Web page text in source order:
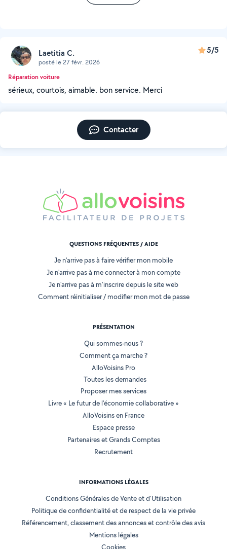
Laetitia C.
posté le 27 févr. 2026
5/5
Réparation voiture
sérieux, courtois, aimable. bon service. Merci
Contacter
QUESTIONS FRÉQUENTES / AIDE
Je n'arrive pas à faire vérifier mon mobile
Je n'arrive pas à me connecter à mon compte
Je n'arrive pas à m'inscrire depuis le site web
Comment réinitialiser / modifier mon mot de passe
PRÉSENTATION
Qui sommes-nous ?
Comment ça marche ?
AlloVoisins Pro
Toutes les demandes
Proposer mes services
Livre « Le futur de l'économie collaborative »
AlloVoisins en France
Espace presse
Partenaires et Grands Comptes
Recrutement
INFORMATIONS LÉGALES
Conditions Générales de Vente et d'Utilisation
Politique de confidentialité et de respect de la vie privée
Référencement, classement des annonces et contrôle des avis
Mentions légales
Cookies